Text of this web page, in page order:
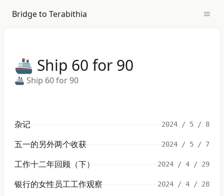
Bridge to Terabithia
🚢 Ship 60 for 90
🚢 Ship 60 for 90
杂记 2024 / 5 / 8
五一的另外两个收获 2024 / 5 / 7
工作十二年回顾（下） 2024 / 4 / 29
银行的女性员工工作观察 2024 / 4 / 28